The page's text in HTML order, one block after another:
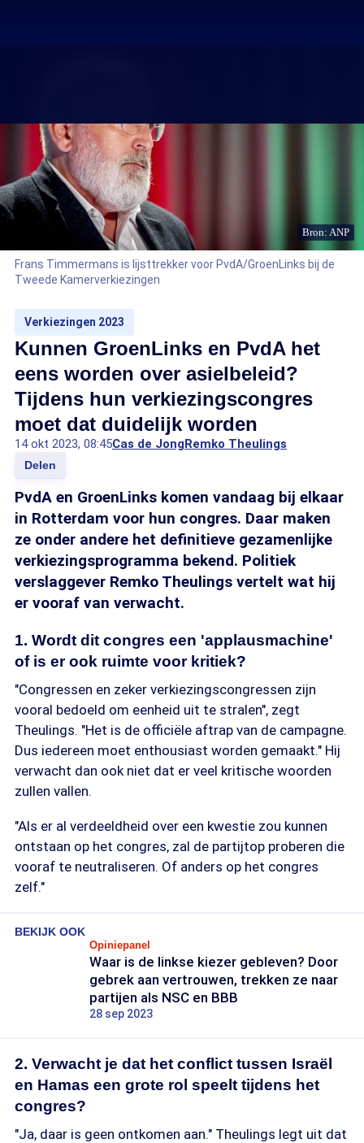
Bron: ANP
Frans Timmermans is lijsttrekker voor PvdA/GroenLinks bij de
Tweede Kamerverkiezingen
Verkiezingen 2023
Kunnen GroenLinks en PvdA het
eens worden over asielbeleid?
Tijdens hun verkiezingscongres
moet dat duidelijk worden
14 okt 2023, 08:45Cas de JongRemko Theulings
Delen
PvdA en GroenLinks komen vandaag bij elkaar
in Rotterdam voor hun congres. Daar maken
ze onder andere het definitieve gezamenlijke
verkiezingsprogramma bekend. Politiek
verslaggever Remko Theulings vertelt wat hij
er vooraf van verwacht.
1. Wordt dit congres een 'applausmachine'
of is er ook ruimte voor kritiek?
"Congressen en zeker verkiezingscongressen zijn
vooral bedoeld om eenheid uit te stralen", zegt
Theulings. "Het is de officiële aftrap van de campagne.
Dus iedereen moet enthousiast worden gemaakt." Hij
verwacht dan ook niet dat er veel kritische woorden
zullen vallen.
"Als er al verdeeldheid over een kwestie zou kunnen
ontstaan op het congres, zal de partijtop proberen die
vooraf te neutraliseren. Of anders op het congres
zelf."
BEKIJK OOK
Opiniepanel
Waar is de linkse kiezer gebleven? Door
gebrek aan vertrouwen, trekken ze naar
partijen als NSC en BBB
28 sep 2023
2. Verwacht je dat het conflict tussen Israël
en Hamas een grote rol speelt tijdens het
congres?
"Ja, daar is geen ontkomen aan." Theulings legt uit dat